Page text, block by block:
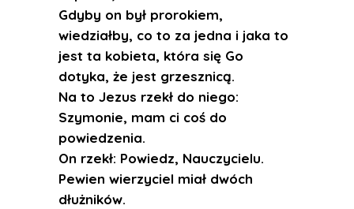
Gdyby on był prorokiem,
wiedziałby, co to za jedna i jaka to
jest ta kobieta, która się Go
dotyka, że jest grzesznicą.
Na to Jezus rzekł do niego:
Szymonie, mam ci coś do
powiedzenia.
On rzekł: Powiedz, Nauczycielu.
Pewien wierzyciel miał dwóch
dłużników.